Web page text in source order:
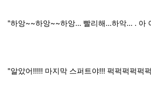
"하앙~~하앙~~하앙... 빨리해...하악... . 아
"알았어!!!!! 마지막 스퍼트야!!! 퍽퍽퍽퍽퍽